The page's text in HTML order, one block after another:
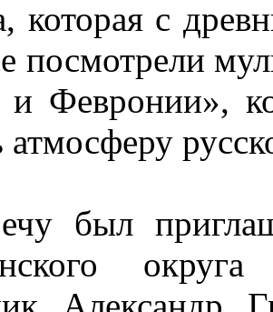
которая с
посмотрели
Февронии»,
был